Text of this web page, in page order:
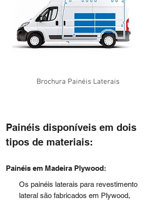
Brochura Painéis Laterais
Painéis disponíveis em dois
tipos de materiais:
Painéis em Madeira Plywood:
Os painéis laterais para revestimento
lateral são fabricados em Plywood,